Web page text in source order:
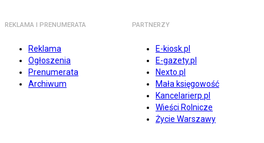
REKLAMA I PRENUMERATA
Reklama
Ogłoszenia
Prenumerata
Archiwum
PARTNERZY
E-kiosk.pl
E-gazety.pl
Nexto.pl
Mała księgowość
Kancelarierp.pl
Wieści Rolnicze
Życie Warszawy